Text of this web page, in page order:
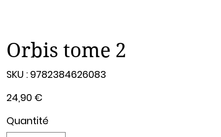
Orbis tome 2
SKU : 9782384626083
9782384626083
24,90 €
Quantité